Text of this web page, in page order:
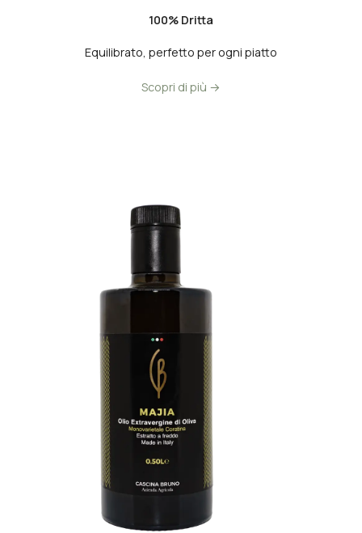
100% Dritta
Equilibrato, perfetto per ogni piatto
Scopri di più →